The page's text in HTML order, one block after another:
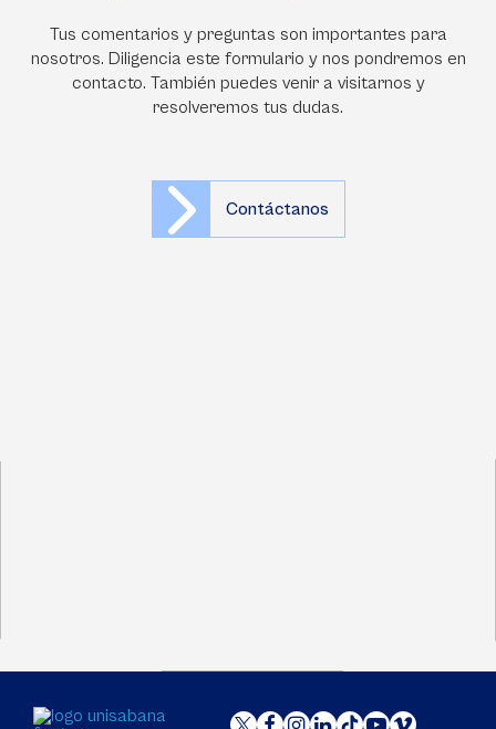
Tus comentarios y preguntas son importantes para
nosotros. Diligencia este formulario y nos pondremos en
contacto. También puedes venir a visitarnos y
resolveremos tus dudas.
Contáctanos